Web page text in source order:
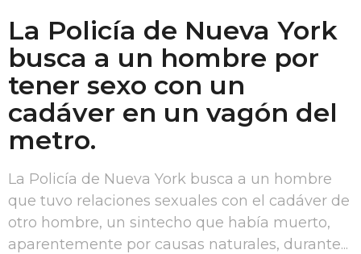
La Policía de Nueva York
busca a un hombre por
tener sexo con un
cadáver en un vagón del
metro.
La Policía de Nueva York busca a un hombre
que tuvo relaciones sexuales con el cadáver de
otro hombre, un sintecho que había muerto,
aparentemente por causas naturales, durante...